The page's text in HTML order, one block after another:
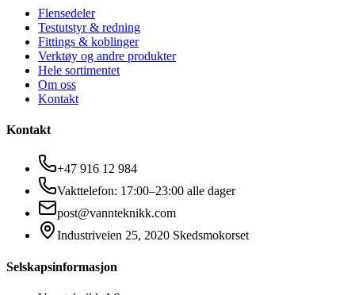
Flensedeler
Testutstyr & redning
Fittings & koblinger
Verktøy og andre produkter
Hele sortimentet
Om oss
Kontakt
Kontakt
+47 916 12 984
Vakttelefon: 17:00–23:00 alle dager
post@vannteknikk.com
Industriveien 25, 2020 Skedsmokorset
Selskapsinformasjon